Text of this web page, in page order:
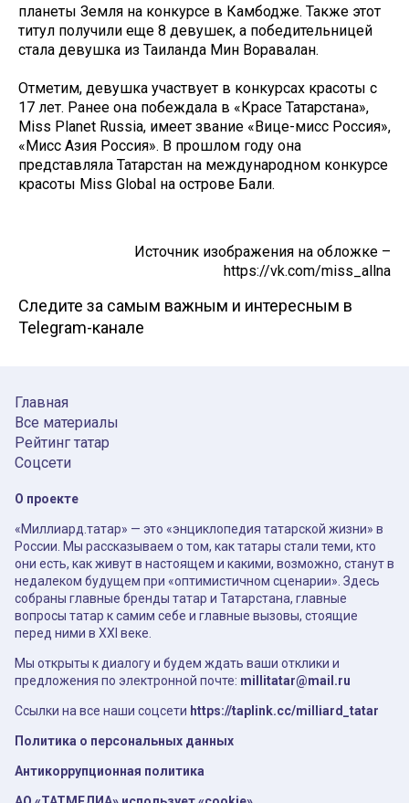
планеты Земля на конкурсе в Камбодже. Также этот
титул получили еще 8 девушек, а победительницей
стала девушка из Таиланда Мин Воравалан.
Отметим, девушка участвует в конкурсах красоты с
17 лет. Ранее она побеждала в «Красе Татарстана»,
Miss Planet Russia, имеет звание «Вице-мисс Россия»,
«Мисс Азия Россия». В прошлом году она
представляла Татарстан на международном конкурсе
красоты Miss Global на острове Бали.
Источник изображения на обложке –
https://vk.com/miss_allna
Следите за самым важным и интересным в
Telegram-канале
Главная
Все материалы
Рейтинг татар
Соцсети
О проекте
«Миллиард.татар» — это «энциклопедия татарской жизни» в
России. Мы рассказываем о том, как татары стали теми, кто
они есть, как живут в настоящем и какими, возможно, станут в
недалеком будущем при «оптимистичном сценарии». Здесь
собраны главные бренды татар и Татарстана, главные
вопросы татар к самим себе и главные вызовы, стоящие
перед ними в XXI веке.
Мы открыты к диалогу и будем ждать ваши отклики и
предложения по электронной почте: millitatar@mail.ru
Ссылки на все наши соцсети https://taplink.cc/milliard_tatar
Политика о персональных данных
Антикоррупционная политика